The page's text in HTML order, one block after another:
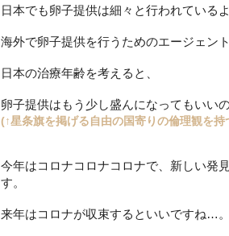
日本でも卵子提供は細々と行われている
海外で卵子提供を行うためのエージェン
日本の治療年齢を考えると、
卵子提供はもう少し盛んになってもいい
(↑星条旗を掲げる自由の国寄りの倫理観を
今年はコロナコロナコロナで、新しい発
す。
来年はコロナが収束するといいですね…。